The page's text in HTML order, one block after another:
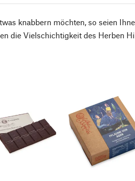
knabbern möchten, so seien
die Vielschichtigkeit des Herben